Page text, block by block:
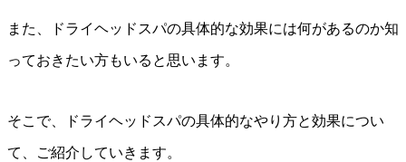
また、ドライヘッドスパの具体的な効果には何があるのか知
っておきたい方もいると思います。
そこで、ドライヘッドスパの具体的なやり方と効果につい
て、ご紹介していきます。